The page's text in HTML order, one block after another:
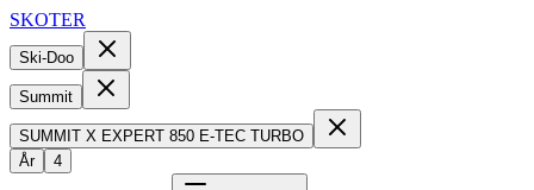
SKOTER
Ski-Doo
Summit
SUMMIT X EXPERT 850 E-TEC TURBO
År
4